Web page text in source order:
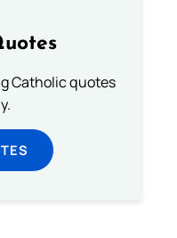
Catholic quotes